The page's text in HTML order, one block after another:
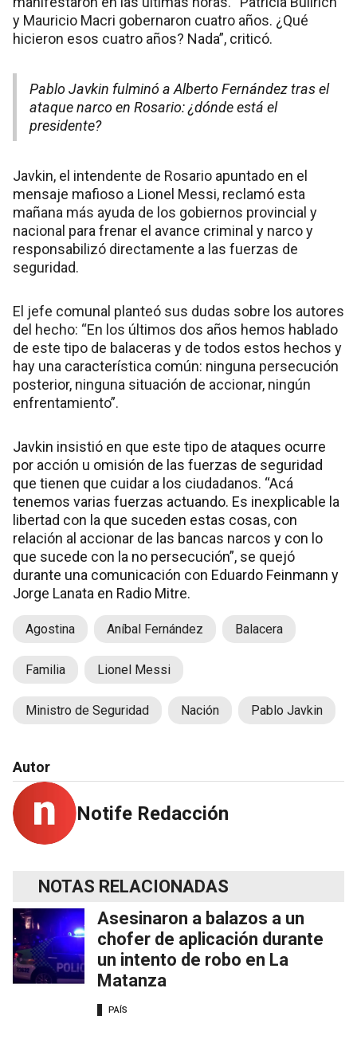
y Mauricio Macri gobernaron cuatro años. ¿Qué
hicieron esos cuatro años? Nada”, criticó.
Pablo Javkin fulminó a Alberto Fernández tras el
ataque narco en Rosario: ¿dónde está el
presidente?
Javkin, el intendente de Rosario apuntado en el
mensaje mafioso a Lionel Messi, reclamó esta
mañana más ayuda de los gobiernos provincial y
nacional para frenar el avance criminal y narco y
responsabilizó directamente a las fuerzas de
seguridad.
El jefe comunal planteó sus dudas sobre los autores
del hecho: “En los últimos dos años hemos hablado
de este tipo de balaceras y de todos estos hechos y
hay una característica común: ninguna persecución
posterior, ninguna situación de accionar, ningún
enfrentamiento”.
Javkin insistió en que este tipo de ataques ocurre
por acción u omisión de las fuerzas de seguridad
que tienen que cuidar a los ciudadanos. “Acá
tenemos varias fuerzas actuando. Es inexplicable la
libertad con la que suceden estas cosas, con
relación al accionar de las bancas narcos y con lo
que sucede con la no persecución”, se quejó
durante una comunicación con Eduardo Feinmann y
Jorge Lanata en Radio Mitre.
Agostina Aníbal Fernández Balacera
Familia Lionel Messi
Ministro de Seguridad Nación Pablo Javkin
Autor
Notife Redacción
NOTAS RELACIONADAS
Asesinaron a balazos a un
chofer de aplicación durante
un intento de robo en La
Matanza
PAÍS